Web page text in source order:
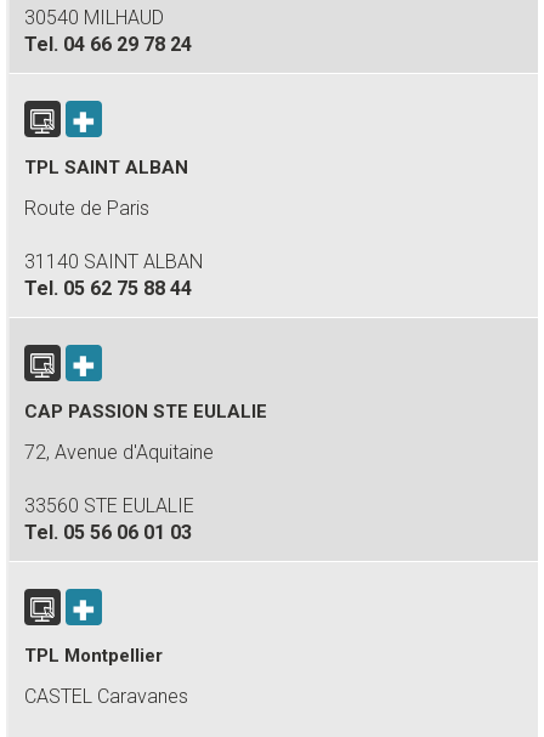
30540 MILHAUD
Tel. 04 66 29 78 24
TPL SAINT ALBAN
Route de Paris
31140 SAINT ALBAN
Tel. 05 62 75 88 44
CAP PASSION STE EULALIE
72, Avenue d'Aquitaine
33560 STE EULALIE
Tel. 05 56 06 01 03
TPL Montpellier
CASTEL Caravanes